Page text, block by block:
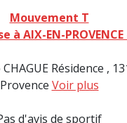
Mouvement T
à AIX-EN-PROVENCE
Résidence ,
Provence Voir plus
d'avis de sportif